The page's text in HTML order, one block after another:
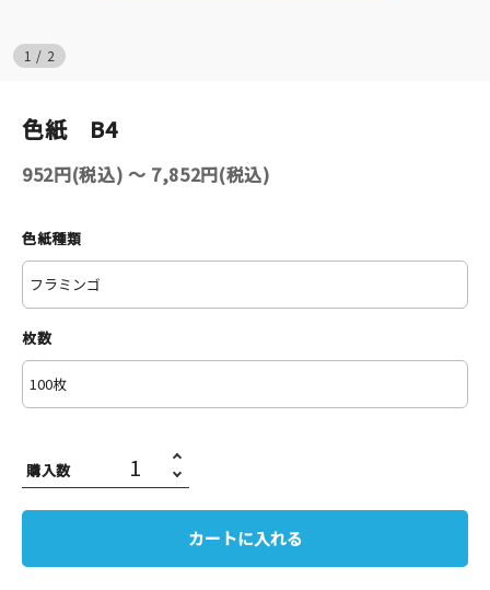
無地素材
本
文房具
JAMグッズ
台湾グッズ
在庫限り
1 / 2
色紙 B4
952円(税込) 〜 7,852円(税込)
色紙種類
枚数
購入数
カートに入れる